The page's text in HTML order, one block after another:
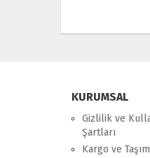
KURUMSAL
Gizlilik ve
Şartları
Kargo ve